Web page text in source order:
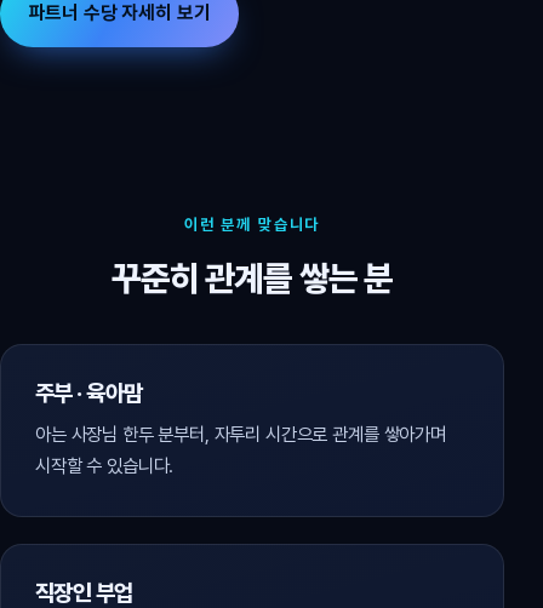
파트너 수당 자세히 보기
이런 분께 맞습니다
꾸준히 관계를 쌓는 분
주부 · 육아맘
아는 사장님 한두 분부터, 자투리 시간으로 관계를 쌓아가며
시작할 수 있습니다.
직장인 부업